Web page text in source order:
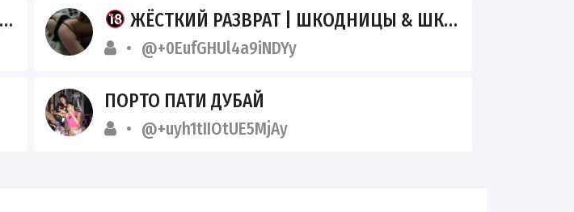
ЖЁСТКИЙ РАЗВРАТ | ШКОДНИЦЫ & ШКУРЫ
@+0EufGHUl4a9iNDYy
ПОРТО ПАТИ ДУБАЙ
@+uyh1tIIOtUE5MjAy